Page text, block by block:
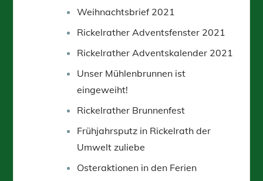
Weihnachtsbrief 2021
Rickelrather Adventsfenster 2021
Rickelrather Adventskalender 2021
Unser Mühlenbrunnen ist
eingeweiht!
Rickelrather Brunnenfest
Frühjahrsputz in Rickelrath der
Umwelt zuliebe
Osteraktionen in den Ferien